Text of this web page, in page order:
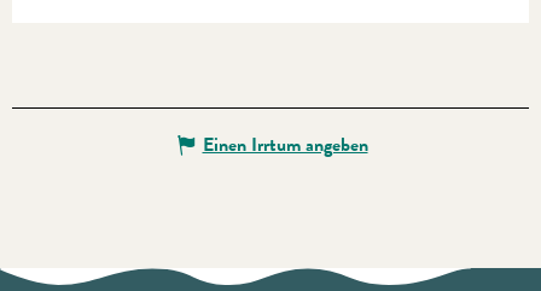
Einen Irrtum angeben